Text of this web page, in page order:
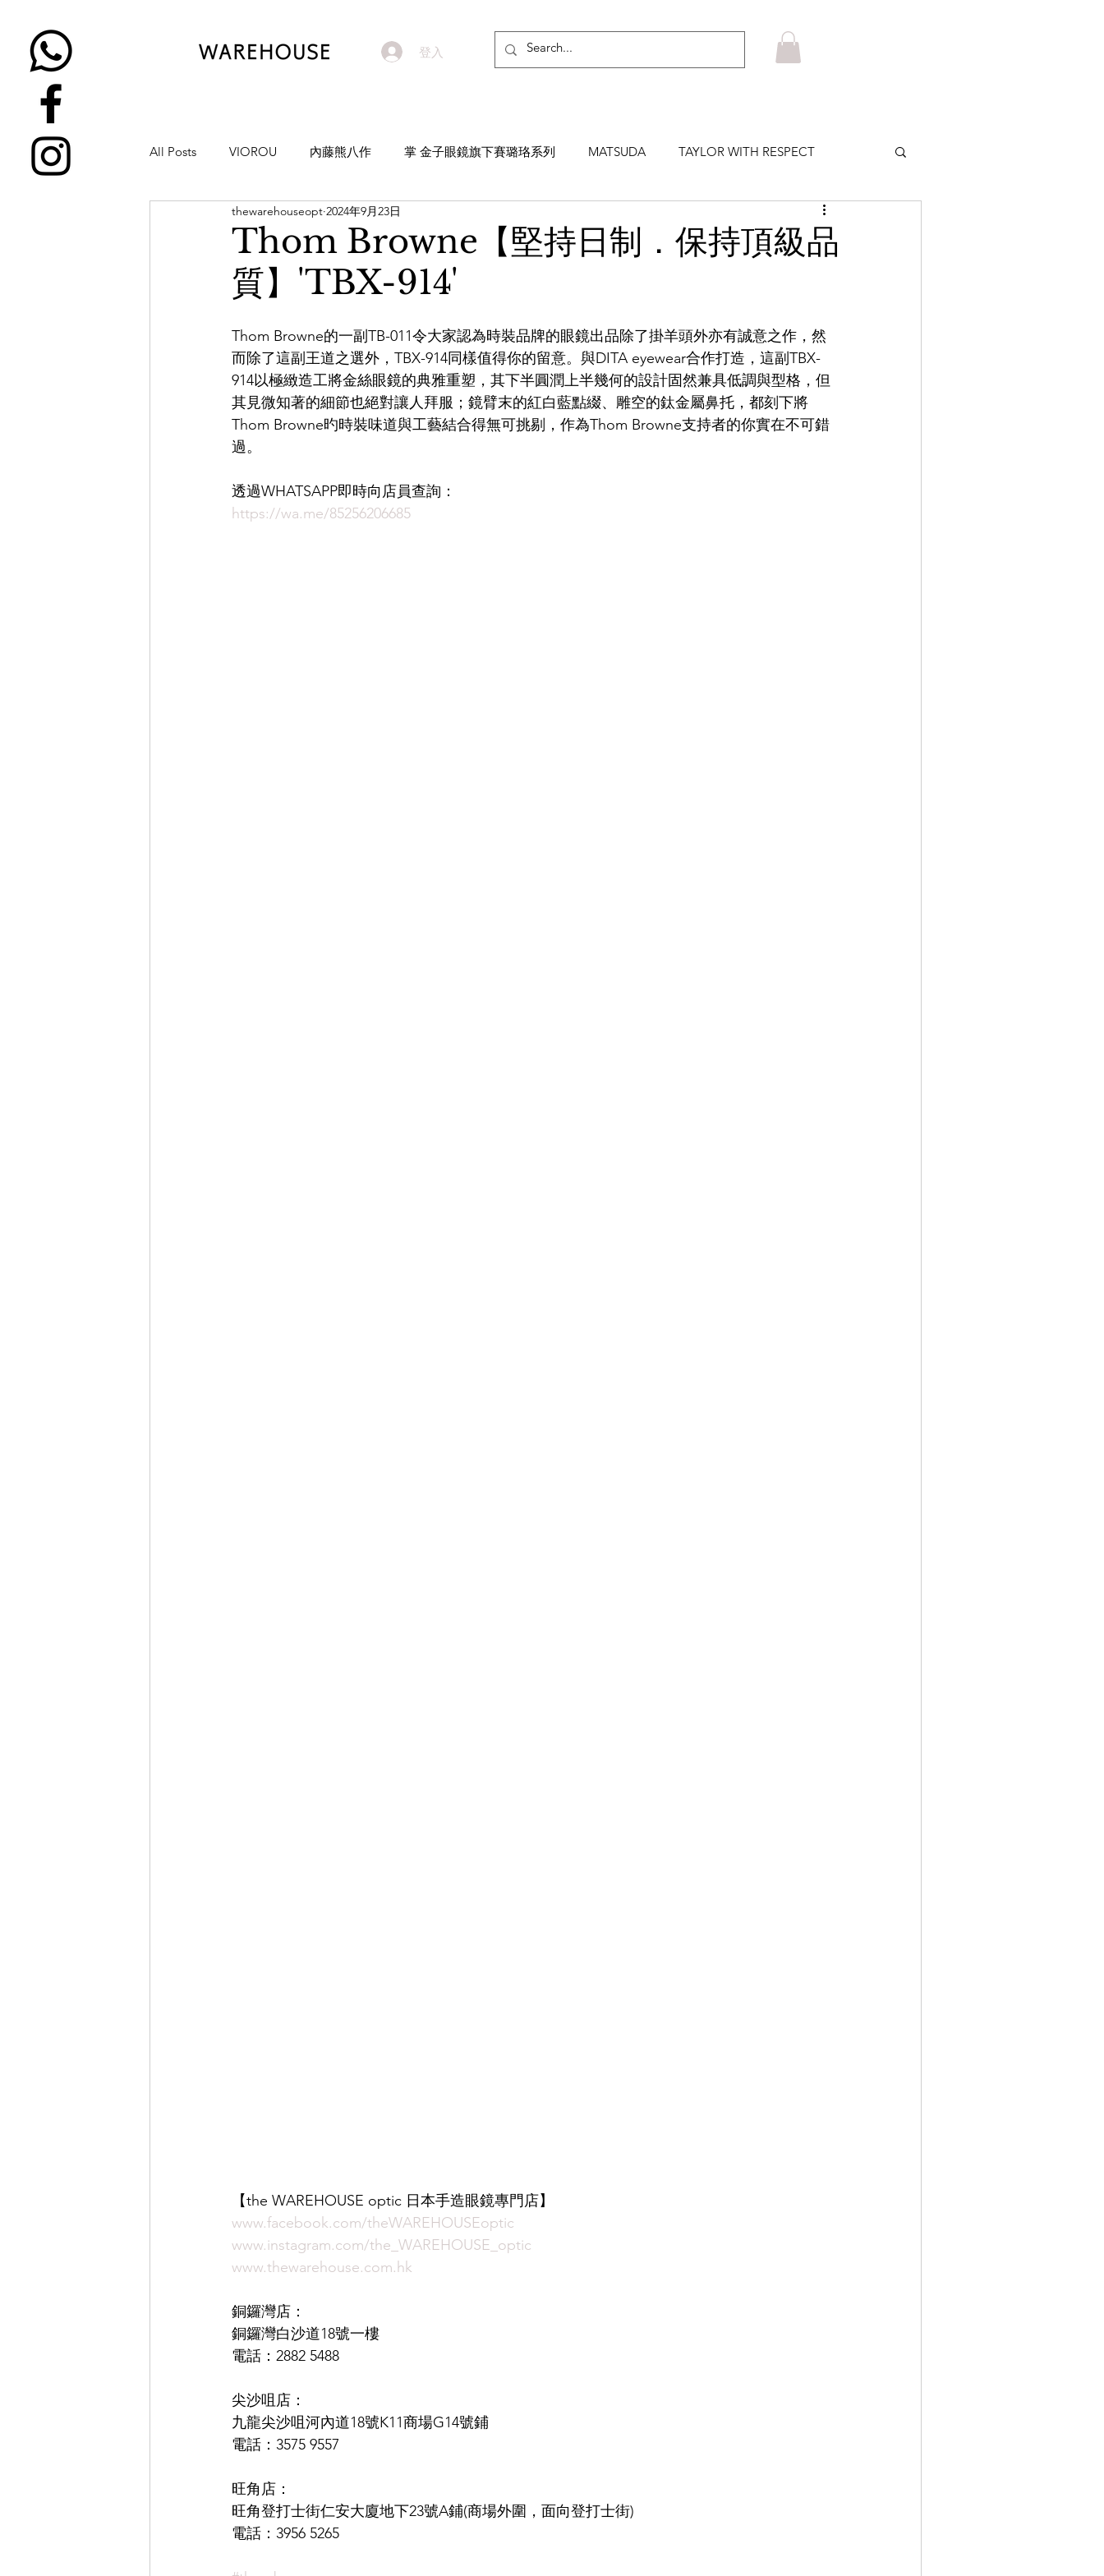
登入
All Posts VIOROU 內藤熊八作 掌 金子眼鏡旗下賽璐珞系列 MATSUDA TAYLOR WITH RESPECT
NATIVE SONS EYEVAN7285
YUICHI TOYAMA KAMEMANNEN MYKITA
H-FUSION JULIUS TART OPTICAL AKIRA AND SONS DITA 10EYEVAN THOM BROWNE
OG X OLIVER GOLDSMITH LUNOR 杉本圭 OLVER PEOPLES 999.9 LEOWL IN EYE
EFFECTOR
Thom Browne【堅持日制．保持頂級品
質】'TBX-914'
thewarehouseopt 2024年9月23日
Thom Browne的一副TB-011令大家認為時裝品牌的眼鏡出品除了掛羊頭外亦有誠意之作，然
而除了這副王道之選外，TBX-914同樣值得你的留意。與DITA eyewear合作打造，這副TBX-
914以極緻造工將金絲眼鏡的典雅重塑，其下半圓潤上半幾何的設計固然兼具低調與型格，但
其見微知著的細節也絕對讓人拜服；鏡臂末的紅白藍點綴、雕空的鈦金屬鼻托，都刻下將
Thom Browne旳時裝味道與工藝結合得無可挑剔，作為Thom Browne支持者的你實在不可錯
過。
透過WHATSAPP即時向店員查詢：
https://wa.me/85256206685
【the WAREHOUSE optic 日本手造眼鏡專門店】
www.facebook.com/theWAREHOUSEoptic
www.instagram.com/the_WAREHOUSE_optic
www.thewarehouse.com.hk
銅鑼灣店：
銅鑼灣白沙道18號一樓
電話：2882 5488
尖沙咀店：
九龍尖沙咀河內道18號K11商場G14號鋪
電話：3575 9557
旺角店：
旺角登打士街仁安大廈地下23號A鋪(商場外圍，面向登打士街)
電話：3956 5265